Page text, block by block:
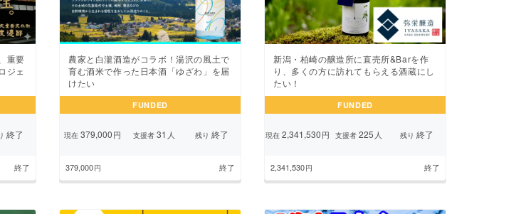
重要
ジェ
終了
終了
農家と白瀧酒造がコラボ！湯沢の風土で
育む酒米で作った日本酒「ゆざわ」を届
けたい
FUNDED
現在379,000円 支援者31 人 残り 終了
379,000円 終了
新潟・柏崎の醸造所に直売所&Barを作
り、多くの方に訪れてもらえる酒蔵にし
たい！
FUNDED
現在2,341,530円 支援者 225 人 残り 終了
2,341,530円 終了